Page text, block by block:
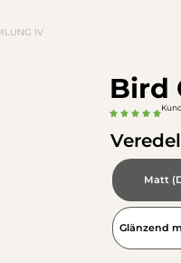
IV
Bird
Matt
Glänzend